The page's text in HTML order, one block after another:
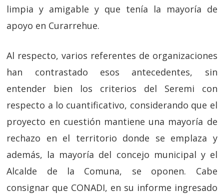
limpia y amigable y que tenía la mayoría de
apoyo en Curarrehue.
Al respecto, varios referentes de organizaciones
han contrastado esos antecedentes, sin
entender bien los criterios del Seremi con
respecto a lo cuantificativo, considerando que el
proyecto en cuestión mantiene una mayoría de
rechazo en el territorio donde se emplaza y
además, la mayoría del concejo municipal y el
Alcalde de la Comuna, se oponen. Cabe
consignar que CONADI, en su informe ingresado